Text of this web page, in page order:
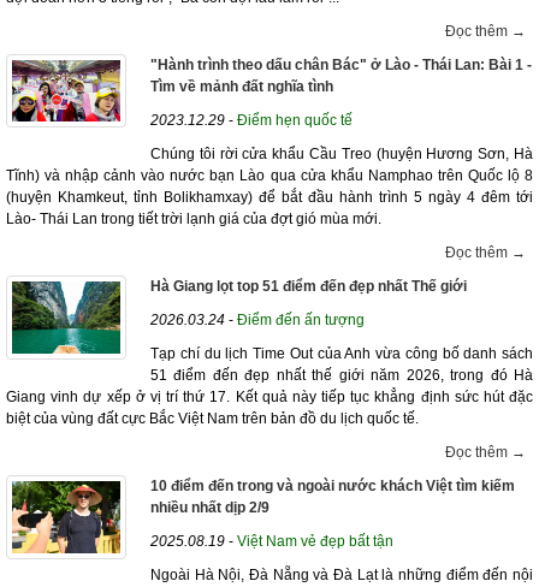
Đọc thêm →
"Hành trình theo dấu chân Bác" ở Lào - Thái Lan: Bài 1 -
Tìm về mảnh đất nghĩa tình
2023.12.29 - Điểm hẹn quốc tế
Chúng tôi rời cửa khẩu Cầu Treo (huyện Hương Sơn, Hà
Tĩnh) và nhập cảnh vào nước bạn Lào qua cửa khẩu Namphao trên Quốc lộ 8
(huyện Khamkeut, tỉnh Bolikhamxay) để bắt đầu hành trình 5 ngày 4 đêm tới
Lào- Thái Lan trong tiết trời lạnh giá của đợt gió mùa mới.
Đọc thêm →
Hà Giang lọt top 51 điểm đến đẹp nhất Thế giới
2026.03.24 - Điểm đến ấn tượng
Tạp chí du lịch Time Out của Anh vừa công bố danh sách
51 điểm đến đẹp nhất thế giới năm 2026, trong đó Hà
Giang vinh dự xếp ở vị trí thứ 17. Kết quả này tiếp tục khẳng định sức hút đặc
biệt của vùng đất cực Bắc Việt Nam trên bản đồ du lịch quốc tế.
Đọc thêm →
10 điểm đến trong và ngoài nước khách Việt tìm kiếm
nhiều nhất dịp 2/9
2025.08.19 - Việt Nam vẻ đẹp bất tận
Ngoài Hà Nội, Đà Nẵng và Đà Lạt là những điểm đến nội